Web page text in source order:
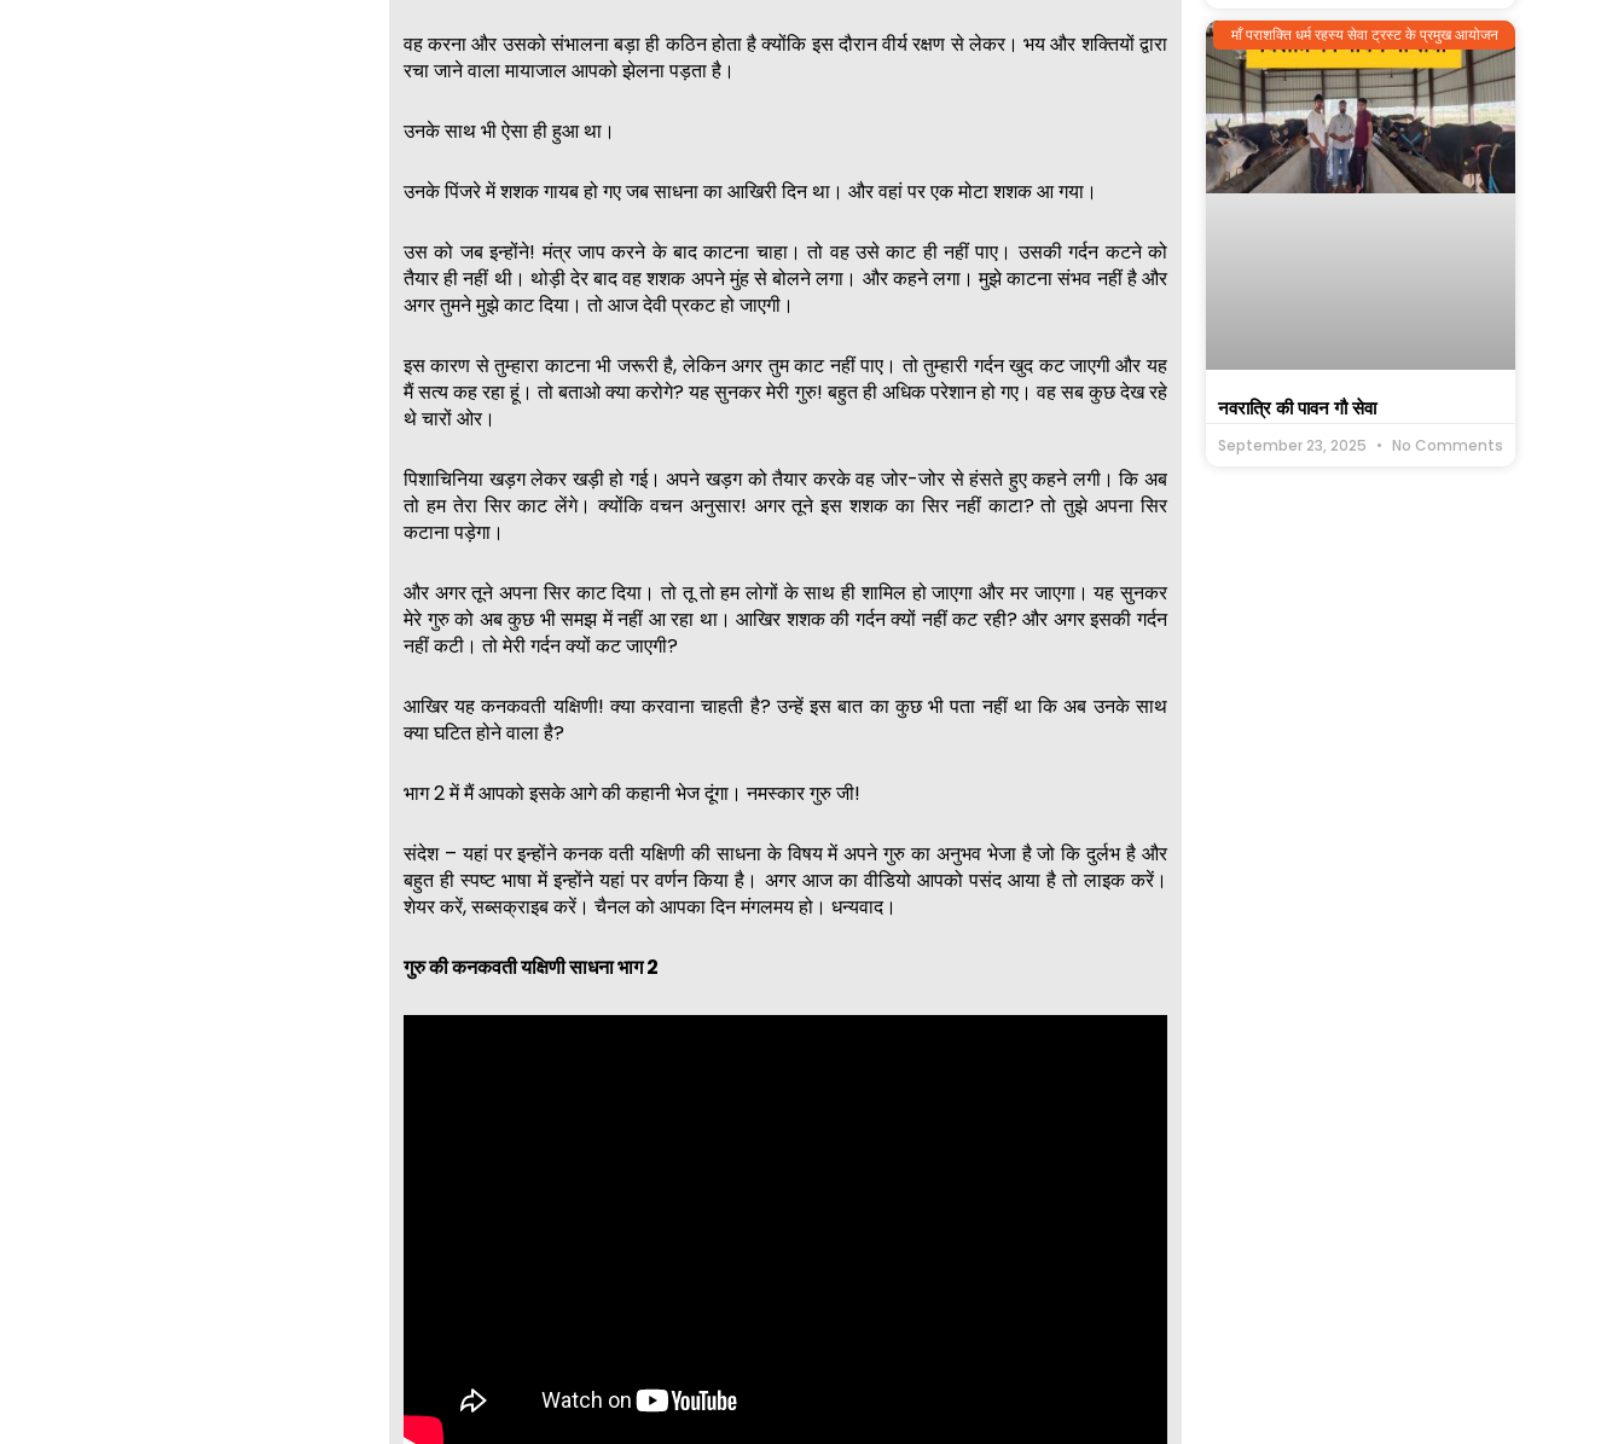
वह करना और उसको संभालना बड़ा ही कठिन होता है क्योंकि इस दौरान वीर्य रक्षण से लेकर। भय और शक्तियों द्वारा
रचा जाने वाला मायाजाल आपको झेलना पड़ता है।
उनके साथ भी ऐसा ही हुआ था।
उनके पिंजरे में शशक गायब हो गए जब साधना का आखिरी दिन था। और वहां पर एक मोटा शशक आ गया।
उस को जब इन्होंने! मंत्र जाप करने के बाद काटना चाहा। तो वह उसे काट ही नहीं पाए। उसकी गर्दन कटने को
तैयार ही नहीं थी। थोड़ी देर बाद वह शशक अपने मुंह से बोलने लगा। और कहने लगा। मुझे काटना संभव नहीं है और
अगर तुमने मुझे काट दिया। तो आज देवी प्रकट हो जाएगी।
इस कारण से तुम्हारा काटना भी जरूरी है, लेकिन अगर तुम काट नहीं पाए। तो तुम्हारी गर्दन खुद कट जाएगी और यह
मैं सत्य कह रहा हूं। तो बताओ क्या करोगे? यह सुनकर मेरी गुरु! बहुत ही अधिक परेशान हो गए। वह सब कुछ देख रहे
थे चारों ओर।
पिशाचिनिया खड़ग लेकर खड़ी हो गई। अपने खड़ग को तैयार करके वह जोर-जोर से हंसते हुए कहने लगी। कि अब
तो हम तेरा सिर काट लेंगे। क्योंकि वचन अनुसार! अगर तूने इस शशक का सिर नहीं काटा? तो तुझे अपना सिर
कटाना पड़ेगा।
और अगर तूने अपना सिर काट दिया। तो तू तो हम लोगों के साथ ही शामिल हो जाएगा और मर जाएगा। यह सुनकर
मेरे गुरु को अब कुछ भी समझ में नहीं आ रहा था। आखिर शशक की गर्दन क्यों नहीं कट रही? और अगर इसकी गर्दन
नहीं कटी। तो मेरी गर्दन क्यों कट जाएगी?
आखिर यह कनकवती यक्षिणी! क्या करवाना चाहती है? उन्हें इस बात का कुछ भी पता नहीं था कि अब उनके साथ
क्या घटित होने वाला है?
भाग 2 में मैं आपको इसके आगे की कहानी भेज दूंगा। नमस्कार गुरु जी!
संदेश – यहां पर इन्होंने कनक वती यक्षिणी की साधना के विषय में अपने गुरु का अनुभव भेजा है जो कि दुर्लभ है और
बहुत ही स्पष्ट भाषा में इन्होंने यहां पर वर्णन किया है। अगर आज का वीडियो आपको पसंद आया है तो लाइक करें।
शेयर करें, सब्सक्राइब करें। चैनल को आपका दिन मंगलमय हो। धन्यवाद।
गुरु की कनकवती यक्षिणी साधना भाग 2
माँ पराशक्ति धर्म रहस्य सेवा ट्रस्ट के प्रमुख आयोजन
नवरात्रि की पावन गौ सेवा
September 23, 2025 No Comments